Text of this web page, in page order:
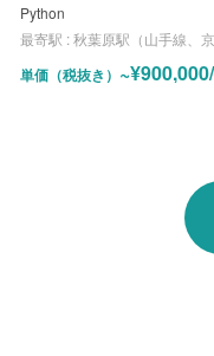
Python
最寄駅 :秋葉原駅（山手線、京浜東
単価（税抜き）